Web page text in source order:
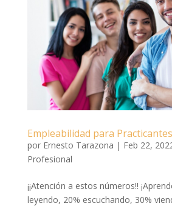
Empleabilidad para Practicantes
por Ernesto Tarazona | Feb 22,
Profesional
¡¡Atención a estos números!!
leyendo, 20% escuchando, 30%